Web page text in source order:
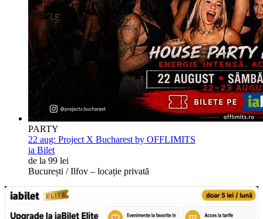
PARTY
22 aug: Project X Bucharest by OFFLIMITS
ia Bilet
de la 99 lei
București / Ilfov – locație privată